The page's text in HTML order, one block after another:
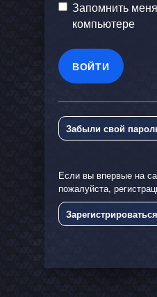
Запомнить
компьютере
Забыли свой
Если вы впервые на
пожалуйста,
Зарегистрироваться